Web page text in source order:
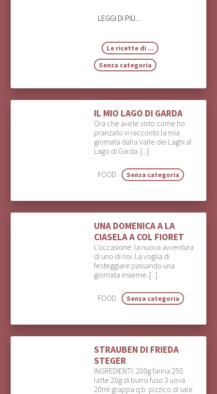
LEGGI DI PIÙ...
Le ricette di ...
Senza categoria
IL MIO LAGO DI GARDA
Ora che avete visto come ho
pranzato vi racconto la mia
giornata dalla Valle dei Laghi al
Lago di Garda. [...]
FOOD Senza categoria
UNA DOMENICA A LA
CIASELA A COL FIORET
L’occasione: la nuova avventura
di uno di noi. La voglia di
festeggiare passando una
giornata insieme. [...]
FOOD Senza categoria
STRAUBEN DI FRIEDA
STEGER
INGREDIENTI: 200g farina 250
latte 20g di burro fuso 3 uova
20ml grappa q.b. pizzico di sale